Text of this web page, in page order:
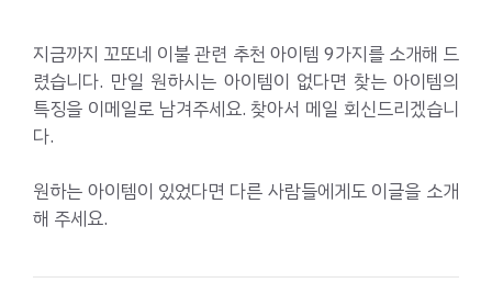
지금까지 꼬또네 이불 관련 추천 아이템 9가지를 소개해 드
렸습니다. 만일 원하시는 아이템이 없다면 찾는 아이템의
특징을 이메일로 남겨주세요. 찾아서 메일 회신드리겠습니
다.
원하는 아이템이 있었다면 다른 사람들에게도 이글을 소개
해 주세요.